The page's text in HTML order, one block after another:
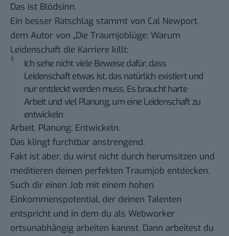
Das ist Blödsinn.
Ein besser Ratschlag stammt von Cal Newport,
dem Autor von „Die Traumjoblüge: Warum
Leidenschaft die Karriere killt:
Ich sehe nicht viele Beweise dafür, dass
Leidenschaft etwas ist, das natürlich existiert und
nur entdeckt werden muss. Es braucht harte
Arbeit und viel Planung, um eine Leidenschaft zu
entwickeln
Arbeit. Planung. Entwickeln.
Das klingt furchtbar anstrengend.
Fakt ist aber, du wirst nicht durch herumsitzen und
meditieren deinen perfekten Traumjob entdecken.
Such dir einen Job mit einem hohen
Einkommenspotential, der deinen Talenten
entspricht und in dem du als Webworker
ortsunabhängig arbeiten kannst. Dann arbeitest du